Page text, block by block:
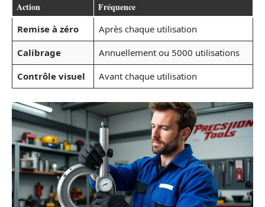
Action Fréquence
Remise à zéro
Après chaque utilisation
Calibrage
Annuellement ou 5000 utilisations
Contrôle visuel
Avant chaque utilisation